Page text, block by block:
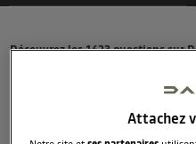
Découvrez les 1623 questions sur
Attachez